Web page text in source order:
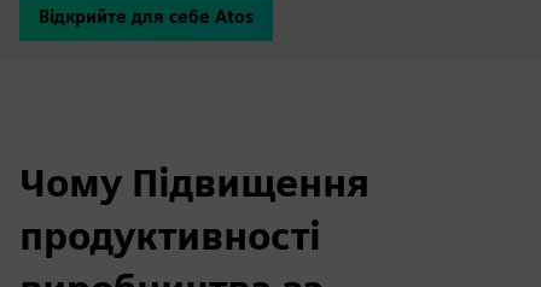
Відкрийте для себе Atos
Чому Підвищення
продуктивності